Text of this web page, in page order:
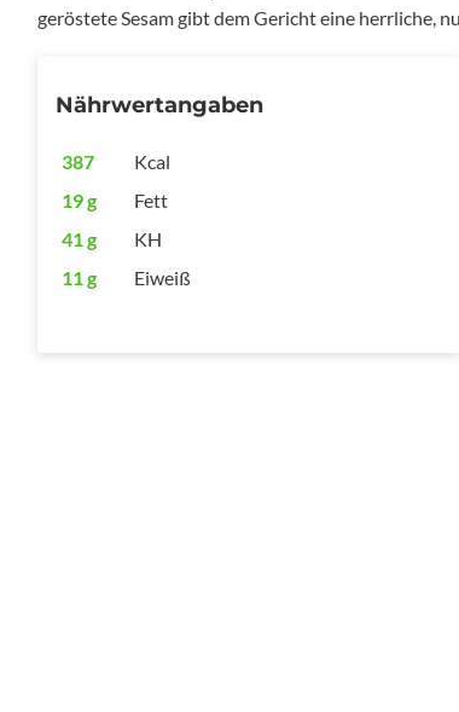
geröstete Sesam gibt dem Gericht eine herrliche,
Nährwertangaben
387
Kcal
19 g
Fett
41 g
KH
11 g
Eiweiß